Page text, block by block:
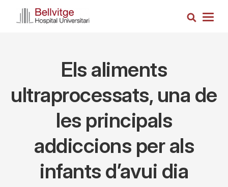
Cerca
Els aliments
ultraprocessats, una de
les principals
addiccions per als
infants d’avui dia